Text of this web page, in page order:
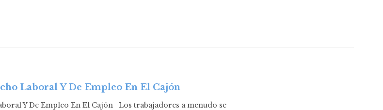
Laboral Y De Empleo En El Cajón
Y De Empleo En El Cajón Los trabajadores a menudo se